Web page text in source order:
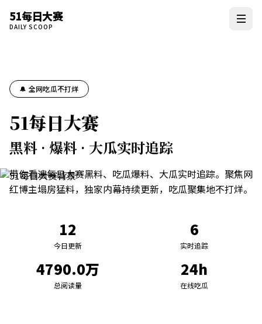
51每日大赛
DAILY SCOOP
🔔 全网吃瓜不打烊
51每日大赛
黑料 · 爆料 · 大瓜实时追踪
带你看遍每日大赛黑料、吃瓜爆料、大瓜实时追踪。聚焦网
红博主塌房猛料，独家内幕持续更新，吃瓜聚集地不打烊。
12
今日更新
6
实时追踪
4790.0万
总阅读量
24h
在线吃瓜